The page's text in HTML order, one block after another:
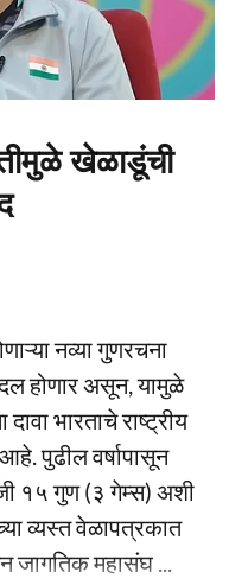
खेळाडूंची
नव्या गुणरचना
होणार असून, यामुळे
भारताचे राष्ट्रीय
पुढील वर्षापासून
१५ गुण (३ गेम्स) अशी
व्यस्त वेळापत्रकात
जागतिक महासंघ ...